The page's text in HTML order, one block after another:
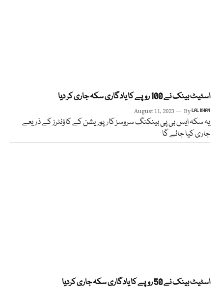
اسٹیٹ بینک نے 100 روپے کا یادگاری سکہ جاری کر دیا
August 11, 2023 ByLAL KHAN
یہ سکہ ایس بی پی بینکنگ سروسز کارپوریشن کے کاؤنٹرز کے ذریعے
جاری کیا جائے گا
اسٹیٹ بینک نے 50 روپے کا یادگاری سکہ جاری کردیا